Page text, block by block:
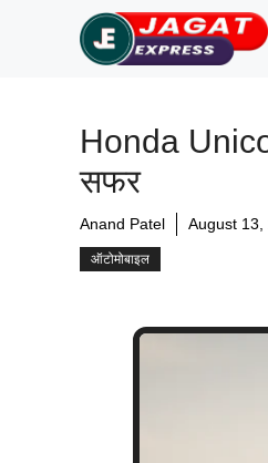
Honda
सफर
Anand Patel August 13,
ऑटोमोबाइल